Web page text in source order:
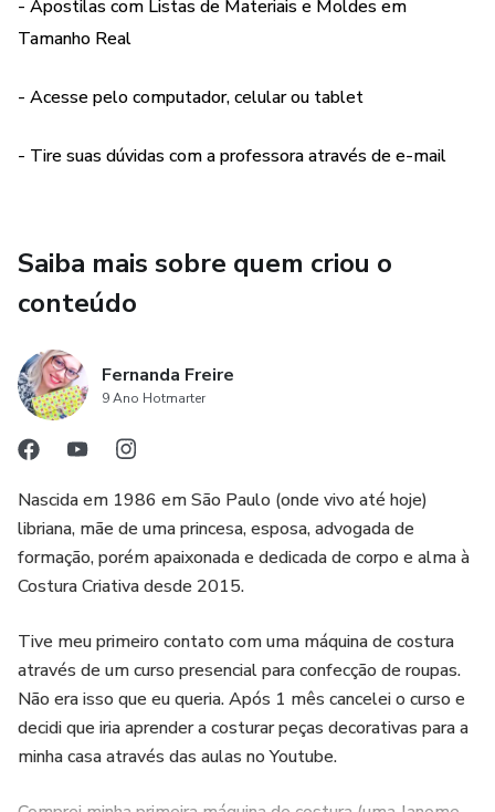
- Apostilas com Listas de Materiais e Moldes em
Tamanho Real
- Acesse pelo computador, celular ou tablet
- Tire suas dúvidas com a professora através de e-mail
Saiba mais sobre quem criou o
conteúdo
Fernanda Freire
9 Ano Hotmarter
Nascida em 1986 em São Paulo (onde vivo até hoje)
libriana, mãe de uma princesa, esposa, advogada de
formação, porém apaixonada e dedicada de corpo e alma à
Costura Criativa desde 2015.
Tive meu primeiro contato com uma máquina de costura
através de um curso presencial para confecção de roupas.
Não era isso que eu queria. Após 1 mês cancelei o curso e
decidi que iria aprender a costurar peças decorativas para a
minha casa através das aulas no Youtube.